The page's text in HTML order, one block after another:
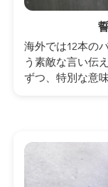
海外では12本の
う素敵な言い伝
ずつ、特別な意